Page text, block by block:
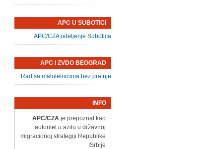
APC U SUBOTICI
APC/CZA odeljenje Subotica
APC I ZVDO BEOGRAD
Rad sa maloletnicima bez pratnje
INFO
APC/CZA je prepoznat kao
autoritet u azilu u državnoj
migracionoj strategiji Republike
Srbije!